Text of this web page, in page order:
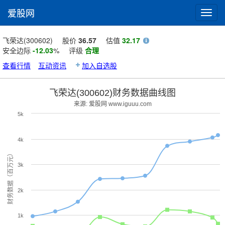
爱股网
飞荣达(300602) 股价 36.57 估值 32.17
安全边际 -12.03% 评级 合理
查看行情
互动资讯 加入自选股
财务数据（百万元）
飞荣达(300602)财务数据曲线图
来源: 爱股网 www.iguuu.com
1k
2k
3k
4k
5k